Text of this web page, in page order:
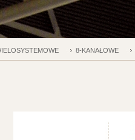
8-KANAŁOWE